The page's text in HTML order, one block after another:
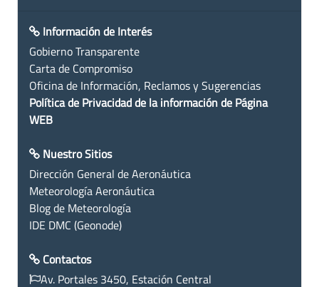
Información de Interés
Gobierno Transparente
Carta de Compromiso
Oficina de Información, Reclamos y Sugerencias
Política de Privacidad de la información de Página
WEB
Nuestro Sitios
Dirección General de Aeronáutica
Meteorología Aeronáutica
Blog de Meteorología
IDE DMC (Geonode)
Contactos
Av. Portales 3450, Estación Central